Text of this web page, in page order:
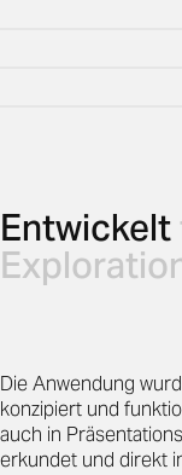
Entwickelt
Die Anwendung
konzipiert und
auch in
erkundet und direkt